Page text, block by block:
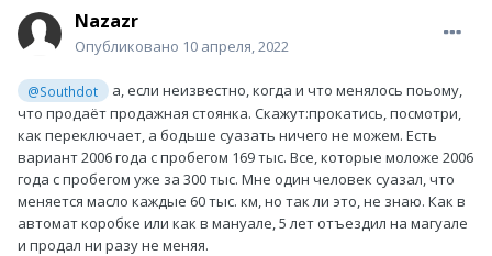
Nazazr
Опубликовано 10 апреля, 2022
@Southdot
а, если неизвестно, когда и что менялось поьому,
что продаёт продажная стоянка. Скажут:прокатись, посмотри,
как переключает, а бодьше суазать ничего не можем. Есть
вариант 2006 года с пробегом 169 тыс. Все, которые моложе 2006
года с пробегом уже за 300 тыс. Мне один человек суазал, что
меняется масло каждые 60 тыс. км, но так ли это, не знаю. Как в
автомат коробке или как в мануале, 5 лет отъездил на магуале
и продал ни разу не меняя.